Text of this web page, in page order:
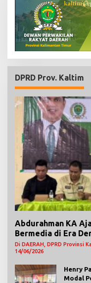
DPRD Prov. Kaltim
Abdurahman KA
Bermedia di Era
Di DAERAH, DPRD Provinsi
14/06/2026
Henry
Modal